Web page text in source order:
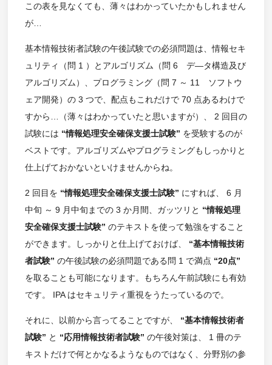
この表を見なくても、薄々はわかっていたかもしれません
が…
基本情報技術者試験の午後試験での必須問題は、情報セキ
ュリティ（問 1 ）とアルゴリズム（問 6 デ―タ構造及び
アルゴリズム）、プログラミング（問 7 ～ 11 ソフトウ
ェア開発）の 3 つで、配点もこれだけで 70 点あるわけで
すから…（薄々はわかっていたと思いますが）、 2 回目の
試験には “情報処理安全確保支援士試験” を受験するのが
ベストです。アルゴリズムやプログラミングもしっかりと
仕上げておかないといけませんからね。
2 回目を “情報処理安全確保支援士試験” にすれば、 6 月
中旬 ～ 9 月中旬までの 3 か月間、ガッツリと “情報処理
安全確保支援士試験” のテキストを使って勉強をすること
ができます。しっかりと仕上げておけば、 “基本情報技術
者試験” の午後試験の必須問題である問 1 で満点 “20点”
を取ることも可能になります。もちろん午前試験にも有効
です。 IPA はセキュリティ重視をうたっているので。
それに、以前から言ってることですが、 “基本情報技術者
試験” と “応用情報技術者試験” の午後対策は、 1 冊のテ
キストだけで何とかなるようなものではなく、分野別の参